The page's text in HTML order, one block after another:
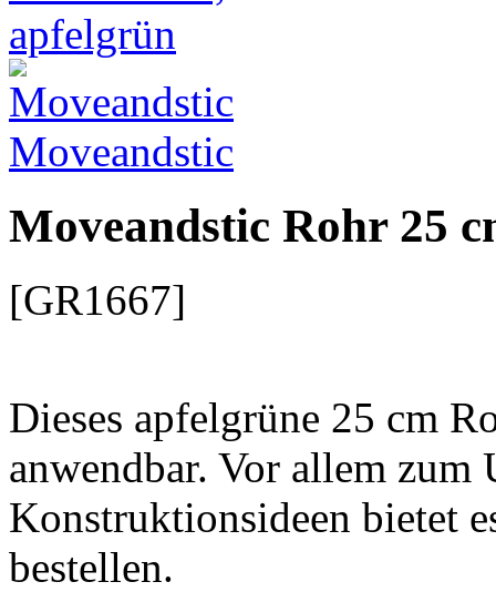
Moveandstic
Moveandstic Rohr 25
[GR1667]
Dieses apfelgrüne 25 cm
anwendbar. Vor allem zum
Konstruktionsideen bietet
bestellen.